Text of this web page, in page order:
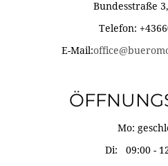
Bundesstraße
Telefon:
E-Mail:
Mo:
Di: 09:00 -